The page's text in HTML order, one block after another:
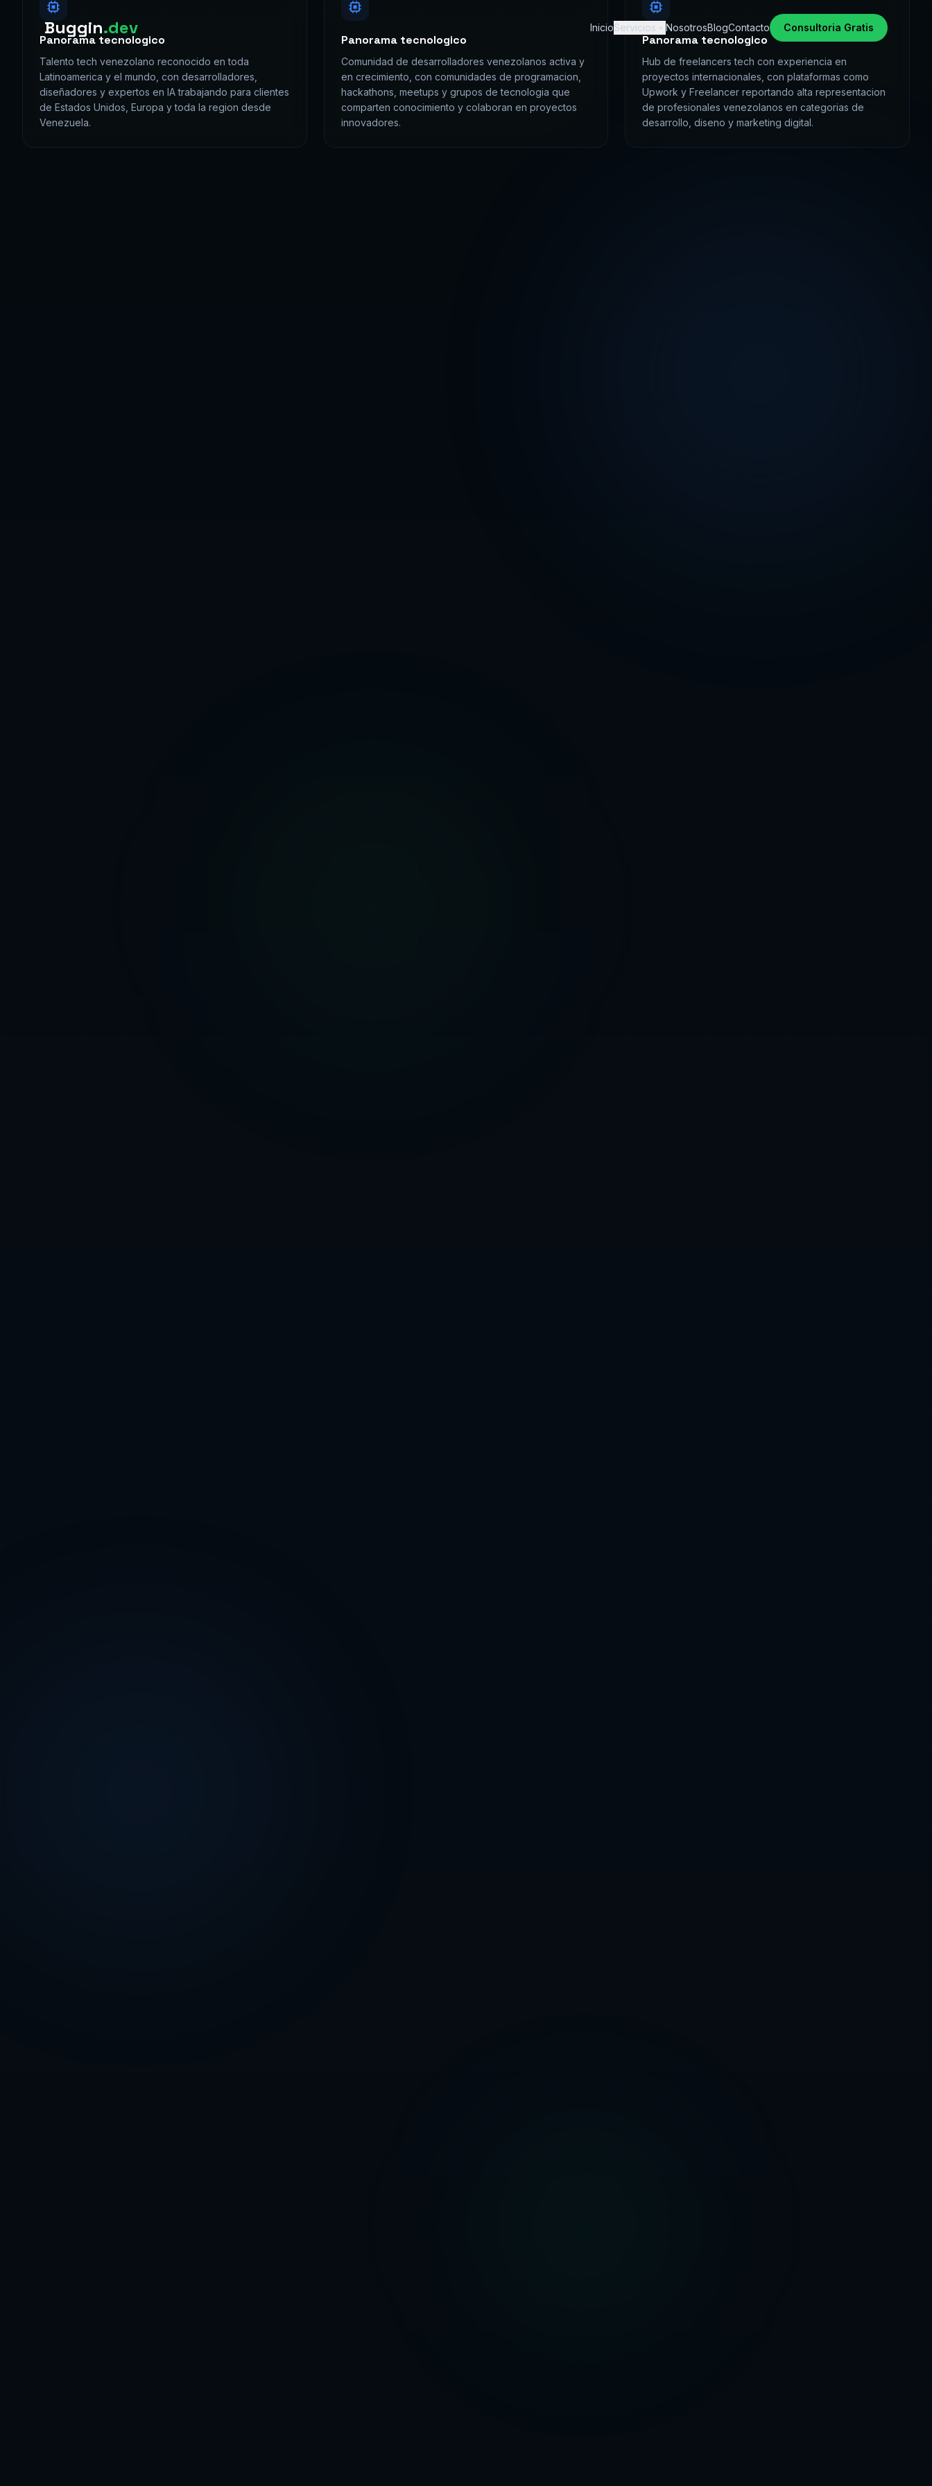
Buggin.dev InicioServicios NosotrosBlogContacto Consultoria Gratis
Panorama tecnologico
Talento tech venezolano reconocido en toda
Latinoamerica y el mundo, con desarrolladores,
diseñadores y expertos en IA trabajando para clientes
de Estados Unidos, Europa y toda la region desde
Venezuela.
Comunidad de desarrolladores venezolanos activa y
en crecimiento, con comunidades de programacion,
hackathons, meetups y grupos de tecnologia que
comparten conocimiento y colaboran en proyectos
innovadores.
Panorama tecnologico
Hub de freelancers tech con experiencia en
proyectos internacionales, con plataformas como
Upwork y Freelancer reportando alta representacion
de profesionales venezolanos en categorias de
desarrollo, diseno y marketing digital.